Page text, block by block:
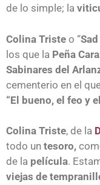
de lo simple; la
Colina Triste o “
los que la Peña
Sabinares del
cementerio en el
“El bueno, el feo y
Colina Triste, de la
todo un tesoro,
de la película.
viejas de